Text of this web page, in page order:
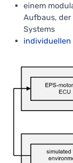
einem
Aufbaus, der
Systems
individuellen